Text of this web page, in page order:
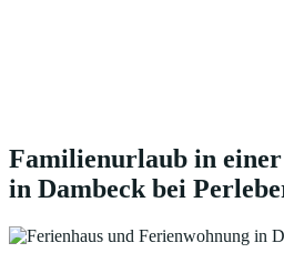
Familienurlaub in
in Dambeck bei